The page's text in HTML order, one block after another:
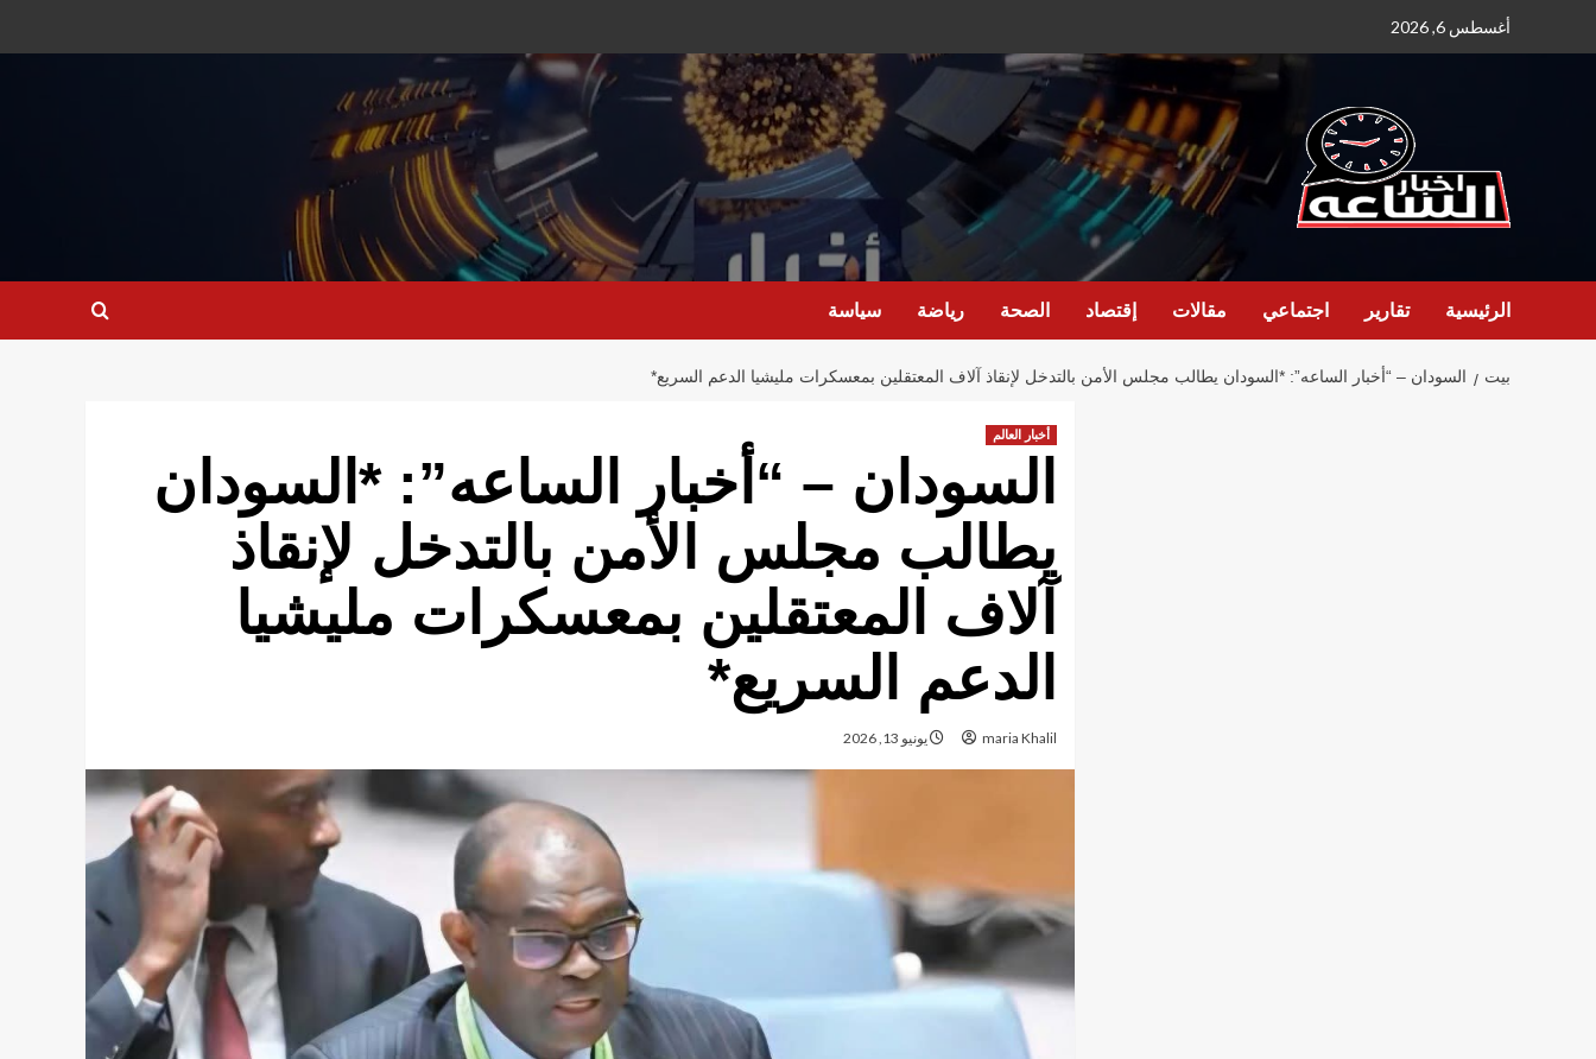
أغسطس 6, 2026
الرئيسية تقارير اجتماعي مقالات إقتصاد الصحة رياضة سياسة
بيت السودان – “أخبار الساعه”: *السودان يطالب مجلس الأمن بالتدخل لإنقاذ آلاف المعتقلين بمعسكرات مليشيا الدعم السريع*
أخبار العالم
السودان – “أخبار الساعه”: *السودان
يطالب مجلس الأمن بالتدخل لإنقاذ
آلاف المعتقلين بمعسكرات مليشيا
الدعم السريع*
maria Khalil يونيو 13, 2026